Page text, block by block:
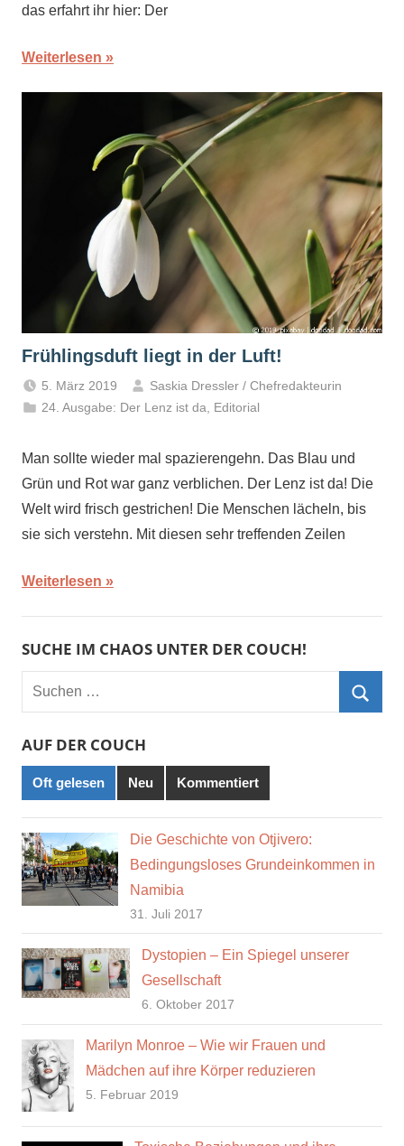
das erfahrt ihr hier: Der
Weiterlesen
Frühlingsduft liegt in der Luft!
5. März 2019
Saskia Dressler / Chefredakteurin
24. Ausgabe: Der Lenz ist da
Editorial
Man sollte wieder mal spazierengehn. Das Blau und
Grün und Rot war ganz verblichen. Der Lenz ist da! Die
Welt wird frisch gestrichen! Die Menschen lächeln, bis
sie sich verstehn. Mit diesen sehr treffenden Zeilen
Weiterlesen
SUCHE IM CHAOS UNTER DER COUCH!
Suchen
AUF DER COUCH
Oft gelesen Neu Kommentiert
Die Geschichte von Otjivero:
Bedingungsloses Grundeinkommen in
Namibia
31. Juli 2017
Dystopien – Ein Spiegel unserer
Gesellschaft
6. Oktober 2017
Marilyn Monroe – Wie wir Frauen und
Mädchen auf ihre Körper reduzieren
5. Februar 2019